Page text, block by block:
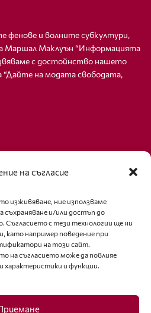
на съгласие
изживяване, ние използваме
съхраняване и/или достъп до
с тези технологии ще ни
като например поведение при
на този сайт.
на съгласието може да повлияе
характеристики и функции.
и волните субкултури,
Маршал Маклуън “Информацията
с достойнство нашето
“Дайте на модата свободата,